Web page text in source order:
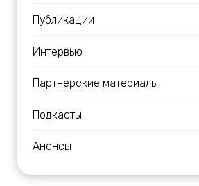
Публикации
Интервью
Партнерские материалы
Подкасты
Анонсы